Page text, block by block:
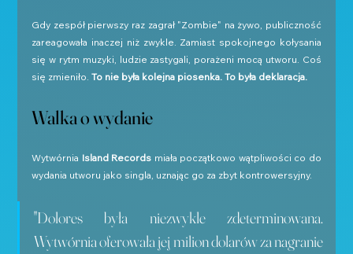
Gdy zespół pierwszy raz zagrał "Zombie" na żywo, publiczność
zareagowała inaczej niż zwykle. Zamiast spokojnego kołysania
się w rytm muzyki, ludzie zastygali, porażeni mocą utworu. Coś
się zmieniło. To nie była kolejna piosenka. To była deklaracja.
Walka o wydanie
Wytwórnia Island Records miała początkowo wątpliwości co do
wydania utworu jako singla, uznając go za zbyt kontrowersyjny.
"Dolores była niezwykle zdeterminowana.
Wytwórnia oferowała jej milion dolarów za nagranie